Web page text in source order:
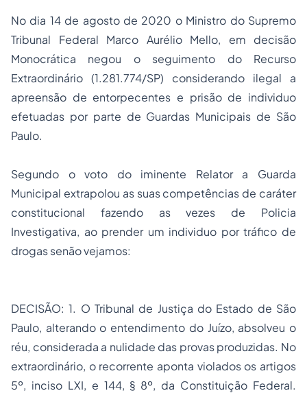
No dia 14 de agosto de 2020 o Ministro do Supremo
Tribunal Federal Marco Aurélio Mello, em decisão
Monocrática negou o seguimento do Recurso
Extraordinário (1.281.774/SP) considerando ilegal a
apreensão de entorpecentes e prisão de individuo
efetuadas por parte de Guardas Municipais de São
Paulo.
Segundo o voto do iminente Relator a Guarda
Municipal extrapolou as suas competências de caráter
constitucional fazendo as vezes de Policia
Investigativa, ao prender um individuo por tráfico de
drogas senão vejamos:
DECISÃO: 1. O Tribunal de Justiça do Estado de São
Paulo, alterando o entendimento do Juízo, absolveu o
réu, considerada a nulidade das provas produzidas. No
extraordinário, o recorrente aponta violados os artigos
5º, inciso LXI, e 144, § 8º, da Constituição Federal.